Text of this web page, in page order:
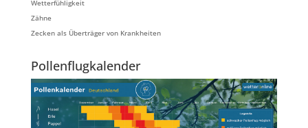
Wetterfühligkeit
Zähne
Zecken als Überträger von Krankheiten
Pollenflugkalender